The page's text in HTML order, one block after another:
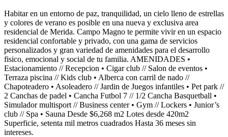
Habitar en un entorno de paz, tranquilidad, un cielo lleno de estrellas
y colores de verano es posible en una nueva y exclusiva area
residencial de Merida. Campo Magno te permite vivir en un espacio
residencial confortable y privado, con una gama de servicios
personalizados y gran variedad de amenidades para el desarrollo
fisico, emocional y social de tu familia. AMENIDADES •
Estacionamiento // Recepcion • Cigar club // Salon de eventos •
Terraza piscina // Kids club • Alberca con carril de nado //
Chapoteadero • Asoleadero // Jardin de Juegos infantiles • Pet park //
2 Canchas de padel • Cancha Futbol 7 // 1/2 Cancha Basquetball •
Simulador multisport // Business center • Gym // Lockers • Junior’s
club // Spa • Sauna Desde $6,268 m2 Lotes desde 420m2
Superficie, setenta mil metros cuadrados Hasta 36 meses sin
intereses.